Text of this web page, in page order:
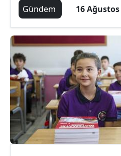
Gündem
16 Ağustos